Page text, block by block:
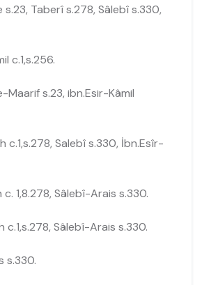
Taberî s.278, Sâlebî s.330,
c.1,s.256.
s.23, ibn.Esir-Kâmil
Salebî s.330, İbn.Esîr-
1,8.278, Sâlebî-Arais s.330.
Sâlebî-Arais s.330.
s.330.